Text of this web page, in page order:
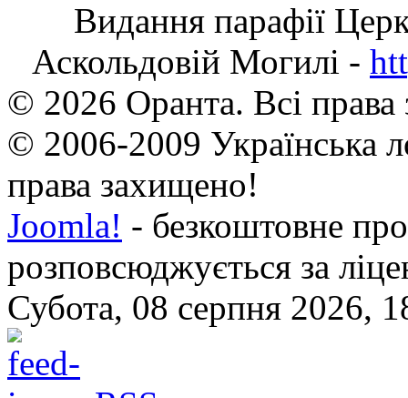
Видання парафії
Аскольдовій Могилі -
© 2026 Оранта. Всі
© 2006-2009 Українська
права захищено!
Joomla! - безкоштовне
розповсюджується за
Субота, 08 серпня 2026,